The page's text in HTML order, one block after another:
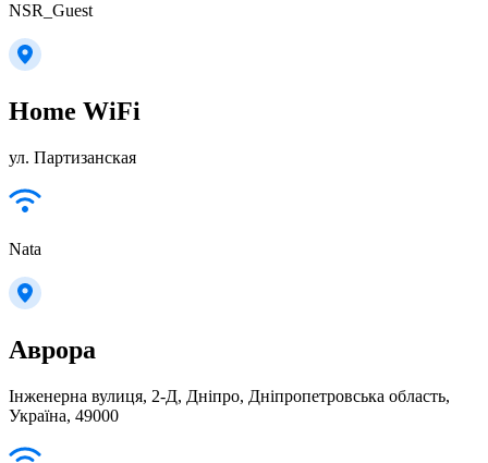
NSR_Guest
Home WiFi
ул. Партизанская
Nata
Аврора
Інженерна вулиця, 2-Д, Дніпро, Дніпропетровська область,
Україна, 49000